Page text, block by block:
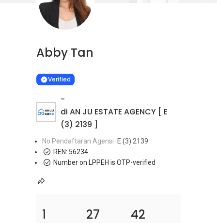
Abby Tan
VERIFIED
Verified
-
di AN JU ESTATE AGENCY [ E
(3) 2139 ]
No Pendaftaran Agensi
E (3) 2139
REN: 56234
Number on LPPEH is OTP-verified
1 27 42
Learn more